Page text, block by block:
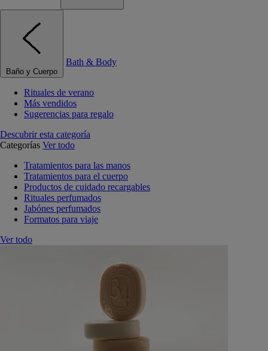
Baño y Cuerpo
Bath & Body
Rituales de verano
Más vendidos
Sugerencias para regalo
Descubrir esta categoría
Categorías Ver todo
Tratamientos para las manos
Tratamientos para el cuerpo
Productos de cuidado recargables
Rituales perfumados
Jabónes perfumados
Formatos para viaje
Ver todo